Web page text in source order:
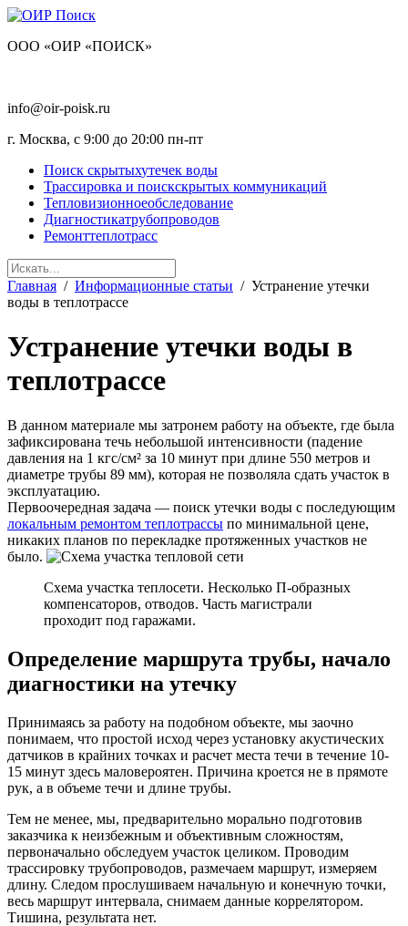
OOO «ОИР «ПОИСК»
info@oir-poisk.ru
г. Москва, с 9:00 до 20:00 пн-пт
Поиск скрытыхутечек воды
Трассировка и поискскрытых коммуникаций
Тепловизионноеобследование
Диагностикатрубопроводов
Ремонттеплотрасс
Главная / Информационные статьи / Устранение утечки
воды в теплотрассе
Устранение утечки воды в
теплотрассе
В данном материале мы затронем работу на объекте, где была
зафиксирована течь небольшой интенсивности (падение
давления на 1 кгс/см² за 10 минут при длине 550 метров и
диаметре трубы 89 мм), которая не позволяла сдать участок в
эксплуатацию.
Первоочередная задача — поиск утечки воды с последующим
локальным ремонтом теплотрассы по минимальной цене,
никаких планов по перекладке протяженных участков не
было.
Схема участка теплосети. Несколько П-образных
компенсаторов, отводов. Часть магистрали
проходит под гаражами.
Определение маршрута трубы, начало
диагностики на утечку
Принимаясь за работу на подобном объекте, мы заочно
понимаем, что простой исход через установку акустических
датчиков в крайних точках и расчет места течи в течение 10-
15 минут здесь маловероятен. Причина кроется не в прямоте
рук, а в объеме течи и длине трубы.
Тем не менее, мы, предварительно морально подготовив
заказчика к неизбежным и объективным сложностям,
первоначально обследуем участок целиком. Проводим
трассировку трубопроводов, размечаем маршрут, измеряем
длину. Следом прослушиваем начальную и конечную точки,
весь маршрут интервала, снимаем данные коррелятором.
Тишина, результата нет.